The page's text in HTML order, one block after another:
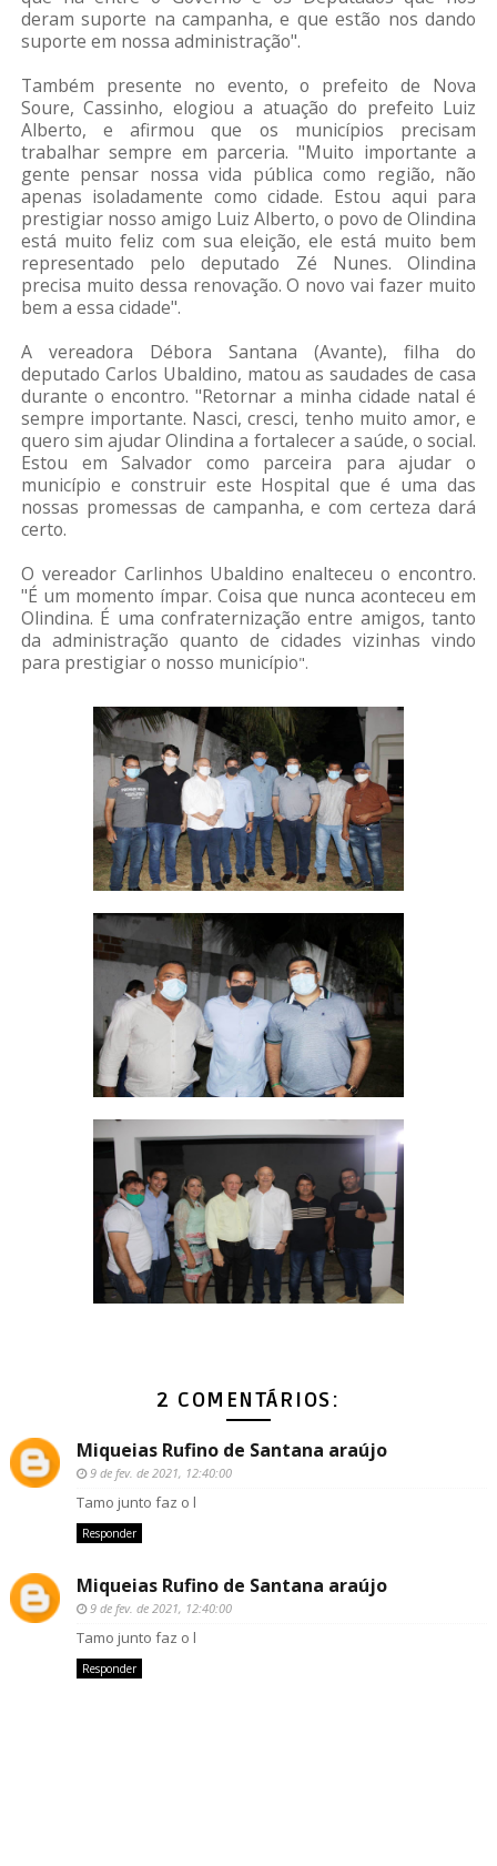
deram suporte na campanha, e que estão nos dando
suporte em nossa administração".
Também presente no evento, o prefeito de Nova
Soure, Cassinho, elogiou a atuação do prefeito Luiz
Alberto, e afirmou que os municípios precisam
trabalhar sempre em parceria. "Muito importante a
gente pensar nossa vida pública como região, não
apenas isoladamente como cidade. Estou aqui para
prestigiar nosso amigo Luiz Alberto, o povo de Olindina
está muito feliz com sua eleição, ele está muito bem
representado pelo deputado Zé Nunes. Olindina
precisa muito dessa renovação. O novo vai fazer muito
bem a essa cidade".
A vereadora Débora Santana (Avante), filha do
deputado Carlos Ubaldino, matou as saudades de casa
durante o encontro. "Retornar a minha cidade natal é
sempre importante. Nasci, cresci, tenho muito amor, e
quero sim ajudar Olindina a fortalecer a saúde, o social.
Estou em Salvador como parceira para ajudar o
município e construir este Hospital que é uma das
nossas promessas de campanha, e com certeza dará
certo.
O vereador Carlinhos Ubaldino enalteceu o encontro.
"É um momento ímpar. Coisa que nunca aconteceu em
Olindina. É uma confraternização entre amigos, tanto
da administração quanto de cidades vizinhas vindo
para prestigiar o nosso município".
2 COMENTÁRIOS:
Miqueias Rufino de Santana araújo
9 de fev. de 2021, 12:40:00
Tamo junto faz o l
Responder
Miqueias Rufino de Santana araújo
9 de fev. de 2021, 12:40:00
Tamo junto faz o l
Responder